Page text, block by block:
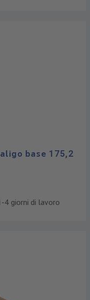
base 175,2
4 giorni di lavoro